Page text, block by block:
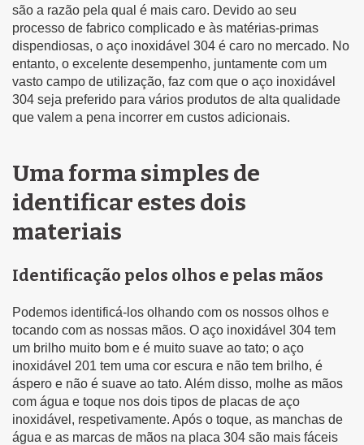
são a razão pela qual é mais caro. Devido ao seu
processo de fabrico complicado e às matérias-primas
dispendiosas, o aço inoxidável 304 é caro no mercado. No
entanto, o excelente desempenho, juntamente com um
vasto campo de utilização, faz com que o aço inoxidável
304 seja preferido para vários produtos de alta qualidade
que valem a pena incorrer em custos adicionais.
Uma forma simples de
identificar estes dois
materiais
Identificação pelos olhos e pelas mãos
Podemos identificá-los olhando com os nossos olhos e
tocando com as nossas mãos. O aço inoxidável 304 tem
um brilho muito bom e é muito suave ao tato; o aço
inoxidável 201 tem uma cor escura e não tem brilho, é
áspero e não é suave ao tato. Além disso, molhe as mãos
com água e toque nos dois tipos de placas de aço
inoxidável, respetivamente. Após o toque, as manchas de
água e as marcas de mãos na placa 304 são mais fáceis